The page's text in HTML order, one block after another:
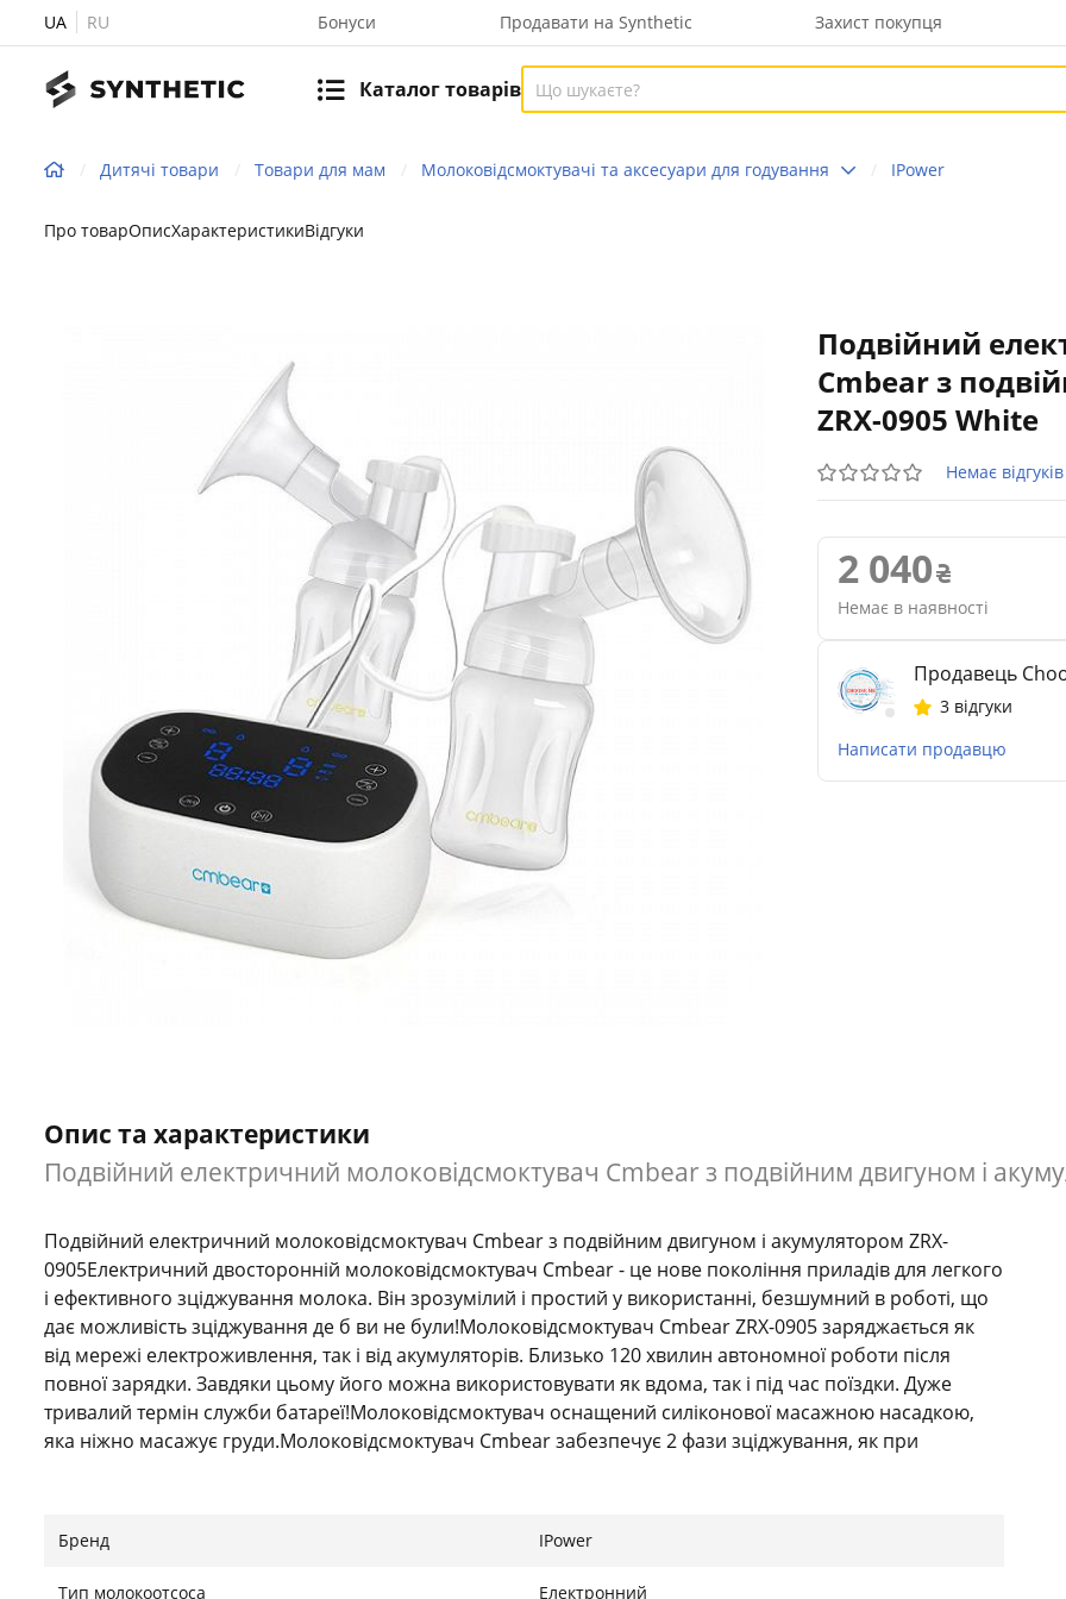
UA RU Бонуси Продавати на Synthetic Захист покупця
Каталог товарів
Дитячі товари Товари для мам Молоковідсмоктувачі та аксесуари для годування IPower
Про товарОписХарактеристикиВідгуки
Подвійний
Cmbear з
ZRX-0905 White
Немає відгуків
2 040
Немає в наявності
Продавець
3 відгуки
Написати продавцю
Опис та характеристики
Подвійний електричний молоковідсмоктувач Cmbear з подвійним двигуном і
Подвійний електричний молоковідсмоктувач Cmbear з подвійним двигуном і акумулятором ZRX-
0905Електричний двосторонній молоковідсмоктувач Cmbear - це нове покоління приладів для легкого
і ефективного зціджування молока. Він зрозумілий і простий у використанні, безшумний в роботі, що
дає можливість зціджування де б ви не були!Молоковідсмоктувач Cmbear ZRX-0905 заряджається як
від мережі електроживлення, так і від акумуляторів. Близько 120 хвилин автономної роботи після
повної зарядки. Завдяки цьому його можна використовувати як вдома, так і під час поїздки. Дуже
тривалий термін служби батареї!Молоковідсмоктувач оснащений силіконової масажною насадкою,
яка ніжно масажує груди.Молоковідсмоктувач Cmbear забезпечує 2 фази зціджування, як при
більше молока за менший час за допомогою подушечки, яка стимулює і зціджує молоко так само, як
це робила б ваша дитина, а також2 моторам, які дозволяють зціджувати з двох сторін
Бренд IPower
Тип молокоотсоса Електронний